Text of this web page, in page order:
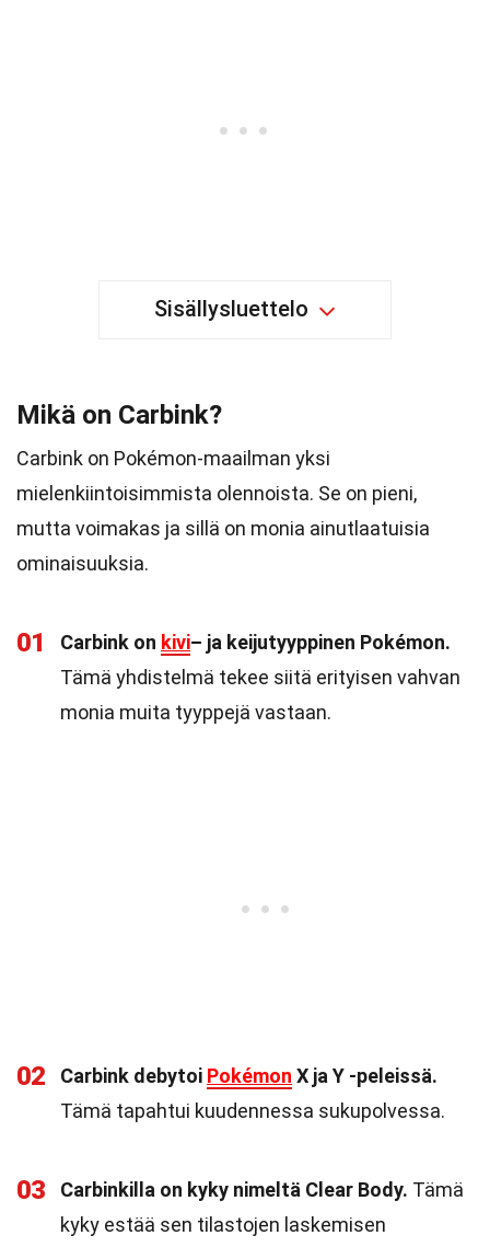
Sisällysluettelo
Mikä on Carbink?
Carbink on Pokémon-maailman yksi
mielenkiintoisimmista olennoista. Se on pieni,
mutta voimakas ja sillä on monia ainutlaatuisia
ominaisuuksia.
01 Carbink on kivi– ja keijutyyppinen Pokémon.
Tämä yhdistelmä tekee siitä erityisen vahvan
monia muita tyyppejä vastaan.
02 Carbink debytoi Pokémon X ja Y -peleissä.
Tämä tapahtui kuudennessa sukupolvessa.
03 Carbinkilla on kyky nimeltä Clear Body. Tämä
kyky estää sen tilastojen laskemisen